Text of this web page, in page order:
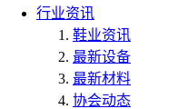
行业资讯
鞋业资讯
最新设备
最新材料
协会动态